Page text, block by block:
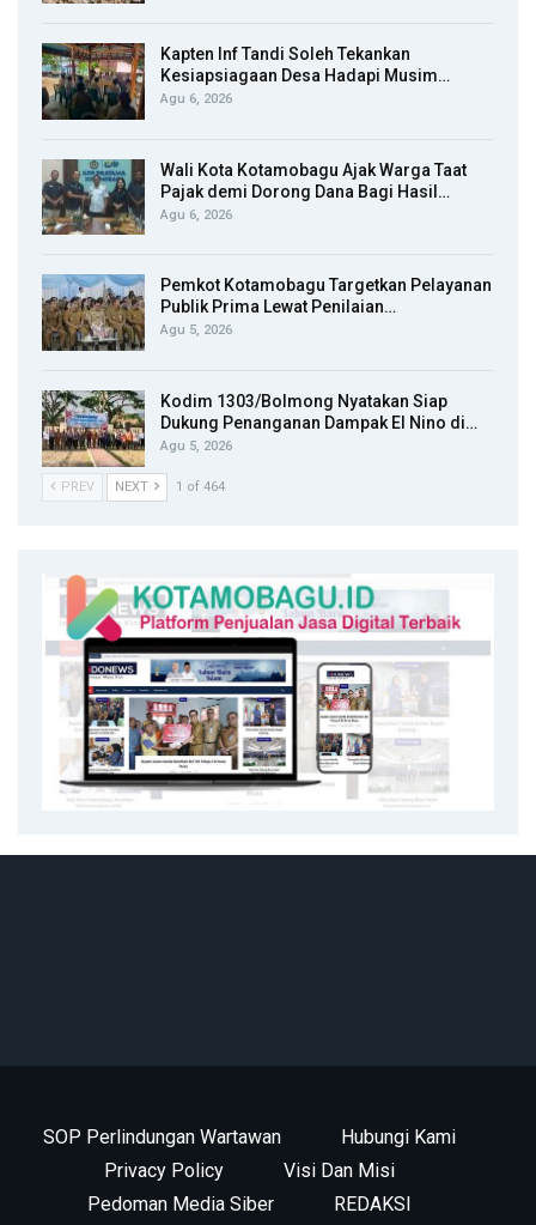
Kapten Inf Tandi Soleh Tekankan
Kesiapsiagaan Desa Hadapi Musim…
Agu 6, 2026
Wali Kota Kotamobagu Ajak Warga Taat
Pajak demi Dorong Dana Bagi Hasil…
Agu 6, 2026
Pemkot Kotamobagu Targetkan Pelayanan
Publik Prima Lewat Penilaian…
Agu 5, 2026
Kodim 1303/Bolmong Nyatakan Siap
Dukung Penanganan Dampak El Nino di…
Agu 5, 2026
PREV NEXT 1 of 464
SOP Perlindungan Wartawan
Hubungi Kami
Privacy Policy
Visi Dan Misi
Pedoman Media Siber
REDAKSI